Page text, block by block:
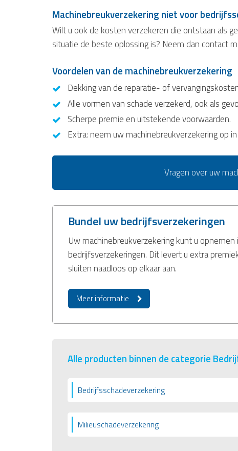
Machinebreukverzekering niet voor
Wilt u ook de kosten verzekeren die ontstaan als
situatie de beste oplossing is? Neem dan contact
Voordelen van de machinebreukverzekering
Dekking van de reparatie- of
Alle vormen van schade verzekerd, ook als
Scherpe premie en uitstekende voorwaarden.
Extra: neem uw machinebreukverzekering op
Vragen over uw
Bundel uw bedrijfsverzekeringen
Uw machinebreukverzekering kunt u
bedrijfsverzekeringen. Dit levert u extra
sluiten naadloos op elkaar aan.
Meer informatie
Alle producten binnen de categorie
Bedrijfsschadeverzekering
Milieuschadeverzekering